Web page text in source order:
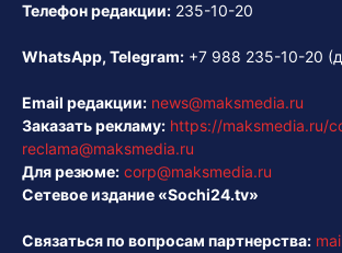
Телефон редакции: 235-10-20
WhatsApp, Telegram: +7 988 235-10-20
Email редакции: news@maksmedia.ru
Заказать рекламу: https://maksmedia.ru/
reclama@maksmedia.ru
Для резюме: corp@maksmedia.ru
Сетевое издание «Sochi24.tv»
Связаться по вопросам партнерства: